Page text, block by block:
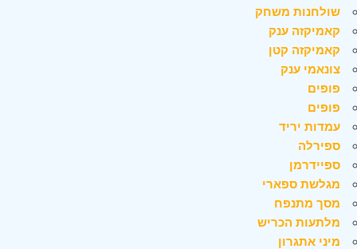
שולחנות משחק
קאמיקזה ענק
קאמיקזה קטן
צונאמי ענק
פופים
פופים
עמדות יריד
ספירלה
ספיידרמן
מגלשת ספארי
מסך מתנפח
מלתעות הכריש
מיני אתגרון